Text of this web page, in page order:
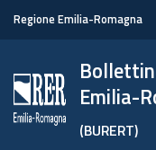
Regione Emilia-Romagna
Emilia-
(BURERT)